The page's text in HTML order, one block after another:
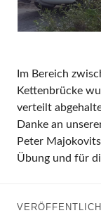
Im Bereich
Kettenbrücke
verteilt
Danke an
Peter
Übung und für